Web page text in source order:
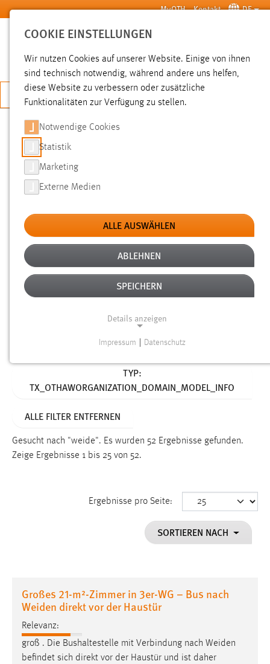
Zum Hauptinhalt springen MyOTH Kontakt DE
SUCHE
JETZT BEWERBEN
SUCHE
FILTER
Typ
Erstellungsdatum
Alter
TYP:
TX_OTHAWORGANIZATION_DOMAIN_MODEL_INFO
ALLE FILTER ENTFERNEN
Gesucht nach "weide". Es wurden 52 Ergebnisse gefunden.
Zeige Ergebnisse 1 bis 25 von 52.
Ergebnisse pro Seite:
SORTIEREN NACH
Großes 21-m²-Zimmer in 3er-WG – Bus nach
Weiden direkt vor der Haustür
Relevanz:
groß . Die Bushaltestelle mit Verbindung nach Weiden
befindet sich direkt vor der Haustür und ist daher
COOKIE EINSTELLUNGEN
Wir nutzen Cookies auf unserer Website. Einige von ihnen
sind technisch notwendig, während andere uns helfen,
diese Website zu verbessern oder zusätzliche
Funktionalitäten zur Verfügung zu stellen.
Notwendige Cookies
Statistik
Marketing
Externe Medien
ALLE AUSWÄHLEN
ABLEHNEN
SPEICHERN
Details anzeigen
Notwendige Cookies ermöglichen grundlegende
Funktionen und sind für die einwandfreie Funktion der
Name:
Dieser Cookie speichert die ausgewählten Einverständnis-
Performance
Name:
staticfilecache
Zweck:
Für performante Seitenauslieferung wird in diesem Cookie
Impressum Datenschutz